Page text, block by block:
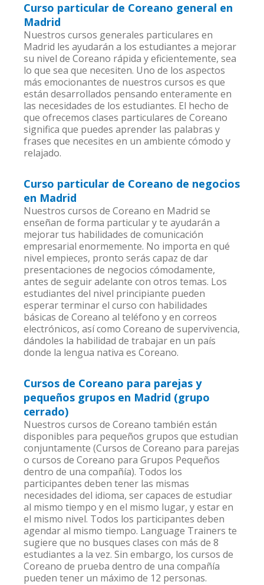
Curso particular de Coreano general en
Madrid
Nuestros cursos generales particulares en
Madrid les ayudarán a los estudiantes a mejorar
su nivel de Coreano rápida y eficientemente, sea
lo que sea que necesiten. Uno de los aspectos
más emocionantes de nuestros cursos es que
están desarrollados pensando enteramente en
las necesidades de los estudiantes. El hecho de
que ofrecemos clases particulares de Coreano
significa que puedes aprender las palabras y
frases que necesites en un ambiente cómodo y
relajado.
Curso particular de Coreano de negocios
en Madrid
Nuestros cursos de Coreano en Madrid se
enseñan de forma particular y te ayudarán a
mejorar tus habilidades de comunicación
empresarial enormemente. No importa en qué
nivel empieces, pronto serás capaz de dar
presentaciones de negocios cómodamente,
antes de seguir adelante con otros temas. Los
estudiantes del nivel principiante pueden
esperar terminar el curso con habilidades
básicas de Coreano al teléfono y en correos
electrónicos, así como Coreano de supervivencia,
dándoles la habilidad de trabajar en un país
donde la lengua nativa es Coreano.
Cursos de Coreano para parejas y
pequeños grupos en Madrid (grupo
cerrado)
Nuestros cursos de Coreano también están
disponibles para pequeños grupos que estudian
conjuntamente (Cursos de Coreano para parejas
o cursos de Coreano para Grupos Pequeños
dentro de una compañía). Todos los
participantes deben tener las mismas
necesidades del idioma, ser capaces de estudiar
al mismo tiempo y en el mismo lugar, y estar en
el mismo nivel. Todos los participantes deben
agendar al mismo tiempo. Language Trainers te
sugiere que no busques clases con más de 8
estudiantes a la vez. Sin embargo, los cursos de
Coreano de prueba dentro de una compañía
pueden tener un máximo de 12 personas.